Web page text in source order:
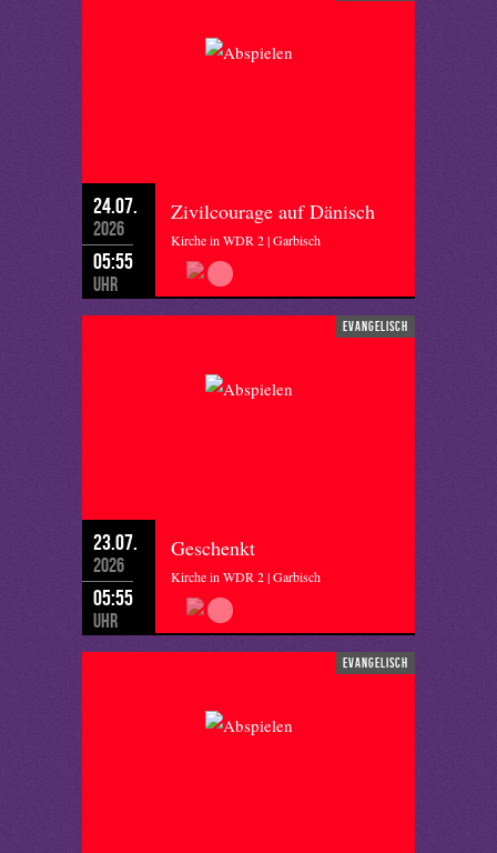
24.07.
2026
05:55
Uhr
Zivilcourage auf Dänisch
Kirche in WDR 2 | Garbisch
evangelisch
23.07.
2026
05:55
Uhr
Geschenkt
Kirche in WDR 2 | Garbisch
evangelisch